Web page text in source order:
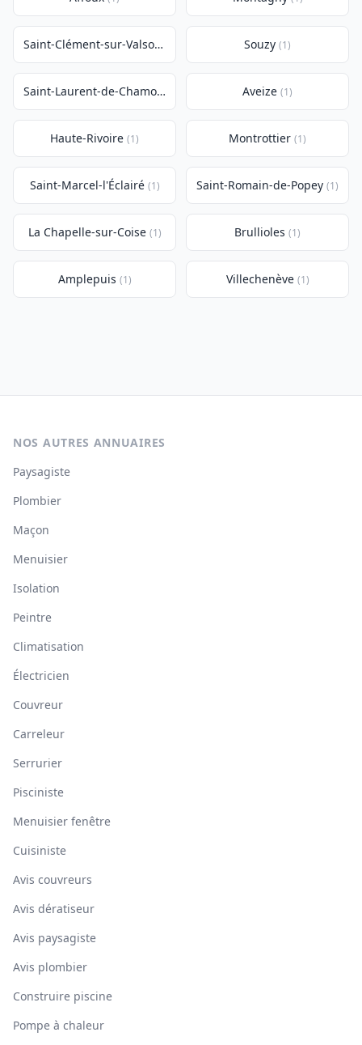
Saint-Clément-sur-Valsonne Souzy (1)
Saint-Laurent-de-Chamousset Aveize (1)
Haute-Rivoire (1) Montrottier (1)
Saint-Marcel-l'Éclairé (1) Saint-Romain-de-Popey (1)
La Chapelle-sur-Coise (1) Brullioles (1)
Amplepuis (1) Villechenève (1)
NOS AUTRES ANNUAIRES
Paysagiste
Plombier
Maçon
Menuisier
Isolation
Peintre
Climatisation
Électricien
Couvreur
Carreleur
Serrurier
Pisciniste
Menuisier fenêtre
Cuisiniste
Avis couvreurs
Avis dératiseur
Avis paysagiste
Avis plombier
Construire piscine
Pompe à chaleur